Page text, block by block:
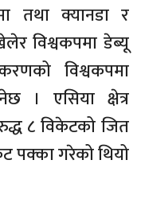
तथा क्यानडा र
विश्वकपमा डेब्यू
विश्वकपमा
। एसिया क्षेत्र
८ विकेटको जित
पक्का गरेको थियो